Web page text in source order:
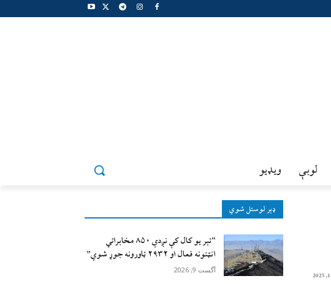
لوبې ويډيو
ډېر لوستل شوي
“تېر يو کال کې نږدې ۸۵۰ مخابراتي
انټنونه فعال او ۲۹۳۲ ټاورونه جوړ شوي”
آگست 9, 2026